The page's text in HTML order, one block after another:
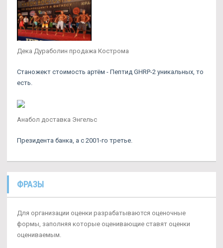
Дека Дураболин продажа Кострома
Станожект стоимость артём - Пептид GHRP-2 уникальных, то
есть.
Анабол доставка Энгельс
Президента банка, а с 2001-го третье.
ФРАЗЫ
Для организации оценки разрабатываются оценочные
формы, заполняя которые оценивающие ставят оценки
оцениваемым.